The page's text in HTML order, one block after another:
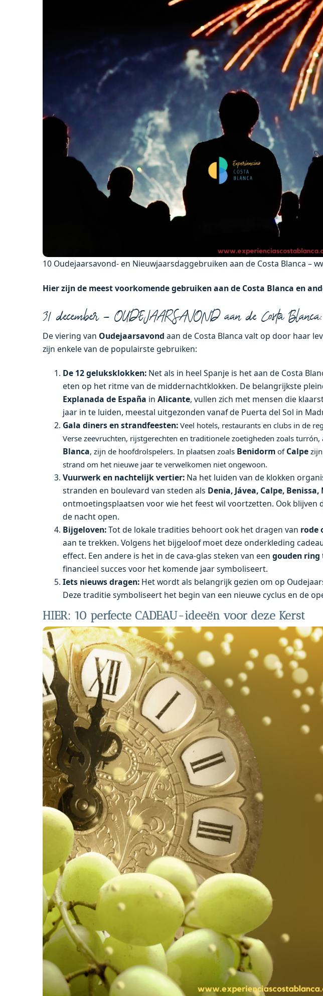
10 Oudejaarsavond- en Nieuwjaarsdaggebruiken aan de Costa Blanca –
Hier zijn de meest voorkomende gebruiken aan de Costa Blanca en
31 december – OUDEJAARSAVOND aan de Costa
De viering van Oudejaarsavond aan de Costa Blanca valt op door haar
zijn enkele van de populairste gebruiken:
De 12 geluksklokken: Net als in heel Spanje is het aan de Costa
eten op het ritme van de middernachtklokken. De belangrijkste
Explanada de España in Alicante, vullen zich met mensen die
jaar in te luiden, meestal uitgezonden vanaf de Puerta del Sol in
Gala diners en strandfeesten: Veel hotels, restaurants en clubs in de
Verse zeevruchten, rijstgerechten en traditionele zoetigheden zoals
Blanca, zijn de hoofdrolspelers. In plaatsen zoals Benidorm of Calpe
strand om het nieuwe jaar te verwelkomen niet ongewoon.
Vuurwerk en nachtelijk vertier: Na het luiden van de klokken
stranden en boulevard van steden als Denia, Jávea, Calpe,
ontmoetingsplaatsen voor wie het feest wil voortzetten. Ook blijven
de nacht open.
Bijgeloven:Tot de lokale tradities behoort ook het dragen van rode
aan te trekken. Volgens het bijgeloof moet deze onderkleding
effect. Een andere is het in de cava-glas steken van een gouden ring
financieel succes voor het komende jaar symboliseert.
Iets nieuws dragen: Het wordt als belangrijk gezien om op
Deze traditie symboliseert het begin van een nieuwe cyclus en de
HIER: 10 perfecte CADEAU-ideeën voor deze Kerst